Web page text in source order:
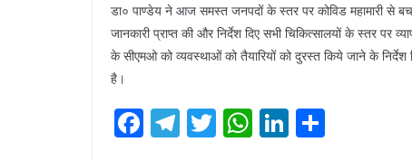
डा० पाण्डेय ने आज समस्त जनपदों के स्तर पर कोविड महामारी से
जानकारी प्राप्त की और निर्देश दिए सभी चिकित्सालयों के स्तर पर
के सीएमओ को व्यवस्थाओं को तैयारियों को दुरस्त किये जाने के
है।
F T T W Li